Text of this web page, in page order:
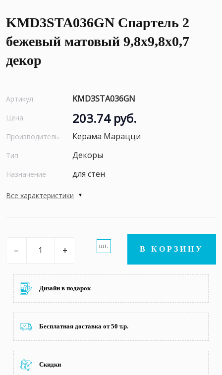
KMD3STA036GN Спартель 2
бежевый матовый 9,8x9,8x0,7
декор
Артикул KMD3STA036GN
Цена 203.74 руб.
Производитель Керама Марацци
Тип Декоры
Назначение для стен
Все характеристики
– + шт. В КОРЗИНУ
Дизайн в подарок
Бесплатная доставка от 50 т.р.
Скидки